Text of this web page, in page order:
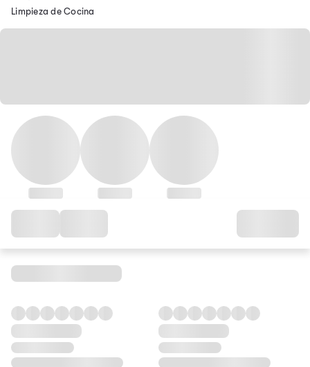
Limpieza de Cocina